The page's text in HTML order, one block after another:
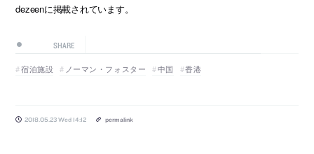
dezeenに掲載されています。
SHARE
宿泊施設 ノーマン・フォスター 中国 香港
2018.05.23 Wed 14:12 permalink